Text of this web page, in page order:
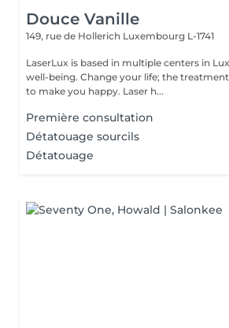
Douce Vanille
149, rue de Hollerich Luxembourg L-1741
LaserLux is based in multiple centers in
well-being. Change your life; the
to make you happy. Laser h...
Première consultation
Détatouage sourcils
Détatouage